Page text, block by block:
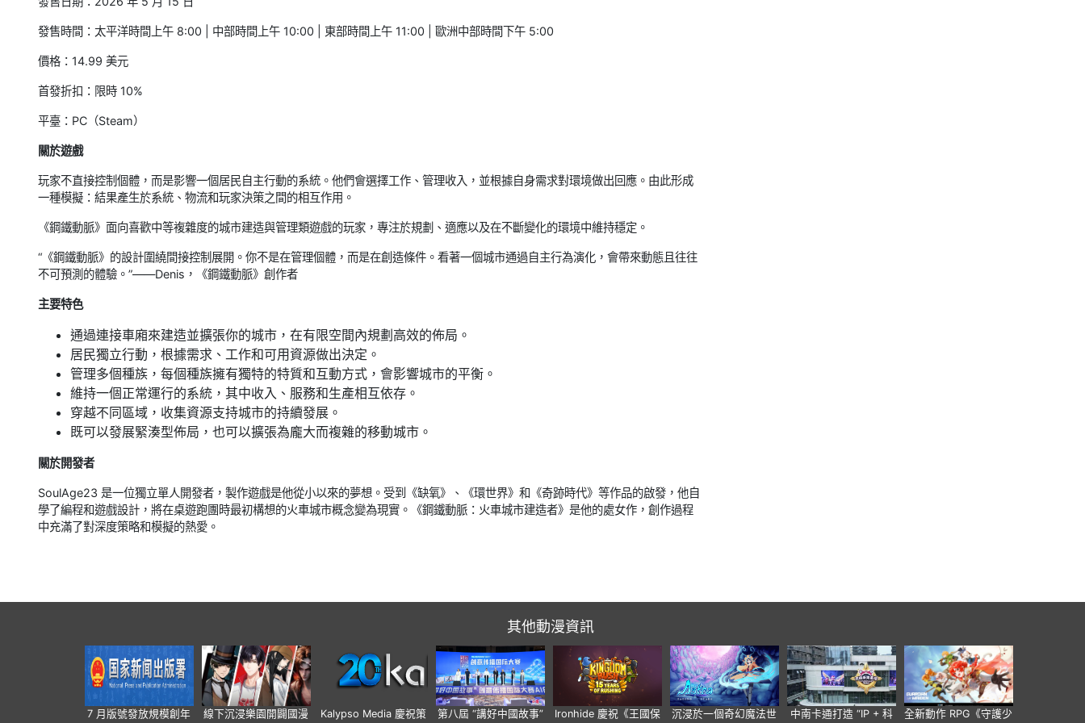
發售時間：太平洋時間上午 8:00 | 中部時間上午 10:00 | 東部時間上午 11:00 | 歐洲中部時間下午 5:00
價格：14.99 美元
首發折扣：限時 10%
平臺：PC（Steam）
關於遊戲
玩家不直接控制個體，而是影響一個居民自主行動的系統。他們會選擇工作、管理收入，並根據自身需求對環境做出回應。由此形成
一種模擬：結果產生於系統、物流和玩家決策之間的相互作用。
《鋼鐵動脈》面向喜歡中等複雜度的城市建造與管理類遊戲的玩家，專注於規劃、適應以及在不斷變化的環境中維持穩定。
“《鋼鐵動脈》的設計圍繞間接控制展開。你不是在管理個體，而是在創造條件。看著一個城市通過自主行為演化，會帶來動態且往往
不可預測的體驗。”——Denis，《鋼鐵動脈》創作者
主要特色
通過連接車廂來建造並擴張你的城市，在有限空間內規劃高效的佈局。
居民獨立行動，根據需求、工作和可用資源做出決定。
管理多個種族，每個種族擁有獨特的特質和互動方式，會影響城市的平衡。
維持一個正常運行的系統，其中收入、服務和生產相互依存。
穿越不同區域，收集資源支持城市的持續發展。
既可以發展緊湊型佈局，也可以擴張為龐大而複雜的移動城市。
關於開發者
SoulAge23 是一位獨立單人開發者，製作遊戲是他從小以來的夢想。受到《缺氧》、《環世界》和《奇跡時代》等作品的啟發，他自
學了編程和遊戲設計，將在桌遊跑團時最初構想的火車城市概念變為現實。《鋼鐵動脈：火車城市建造者》是他的處女作，創作過程
中充滿了對深度策略和模擬的熱愛。
其他動漫資訊
7 月版號發放規模創年 線下沉浸樂園開闢國漫 Kalypso Media 慶祝策 第八屆 “講好中國故事” Ironhide 慶祝《王國保 沉浸於一個奇幻魔法世 中南卡通打造 “IP + 科 全新動作 RPG《守護少